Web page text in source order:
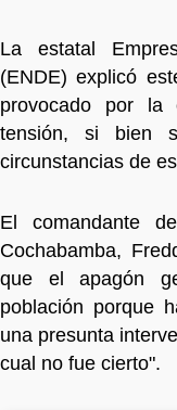
La estatal
(ENDE) explicó
provocado por
tensión, si bien
circunstancias de
El comandante
Cochabamba,
que el apagón
población porque
una presunta
cual no fue cierto".